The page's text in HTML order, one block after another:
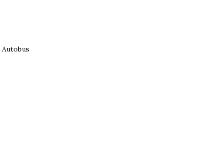
Autobus